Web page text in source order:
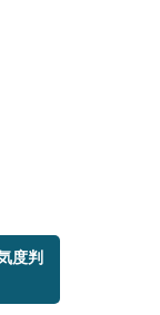
度判